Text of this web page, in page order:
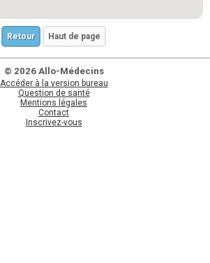
Retour Haut de page
© 2026 Allo-Médecins
Accéder à la version bureau
Question de santé
Mentions légales
Contact
Inscrivez-vous